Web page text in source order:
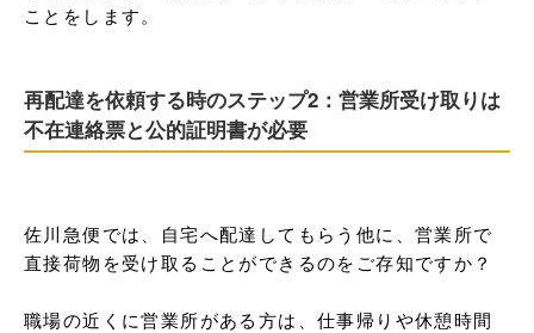
ことをします。
再配達を依頼する時のステップ2：営業所受け取りは
不在連絡票と公的証明書が必要
佐川急便では、自宅へ配達してもらう他に、営業所で
直接荷物を受け取ることができるのをご存知ですか？
職場の近くに営業所がある方は、仕事帰りや休憩時間